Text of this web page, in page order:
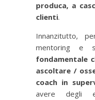
produca, a
clienti.
Innanzitutto,
mentoring e
fondamentale
ascoltare /
coach in
avere degli